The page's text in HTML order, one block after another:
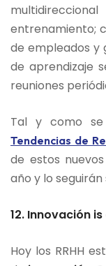
entrenamiento;
de empleados y
de aprendizaje
reuniones
Tal y como
Tendencias de
de estos
año y lo seguirán
12. Innovación
Hoy los RRHH